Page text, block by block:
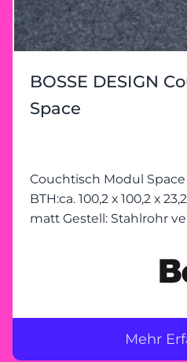
BOSSE DESIGN
Space
Couchtisch Modul Space - MLQE-006 Grösse:
BTH:ca. 100,2 x 100,2 x 23,2 cm Platte:
matt Gestell: Stahlrohr verchromt mit starken
Mehr